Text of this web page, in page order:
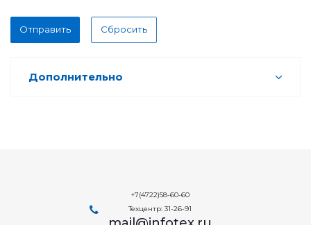
Отправить Сбросить
Дополнительно
+7(4722)58-60-60
Техцентр: 31-26-91